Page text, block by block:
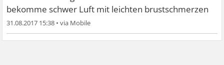
bekomme schwer Luft mit leichten brustschmerzen
31.08.2017 15:38 •